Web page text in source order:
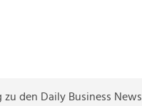
zu den Daily Business News